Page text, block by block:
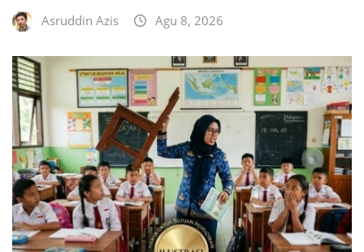
Asruddin Azis Agu 8, 2026